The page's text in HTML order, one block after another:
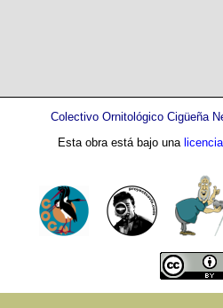
Colectivo Ornitológico Cigüeña
Esta obra está bajo una